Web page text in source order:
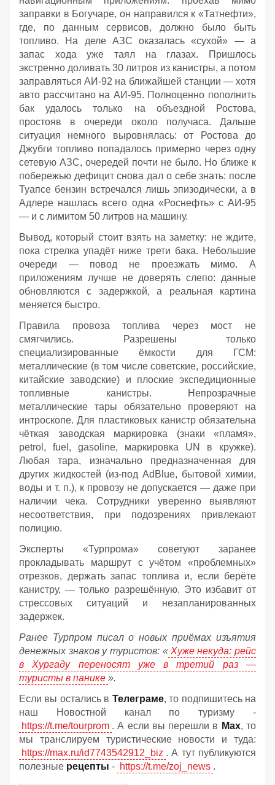
заправки в Богучаре, он направился к «Татнефти»,
где, по данным сервисов, должно было быть
топливо. На деле АЗС оказалась «сухой» — а
запас хода уже таял на глазах. Пришлось
экстренно доливать 30 литров из канистры, а потом
заправляться АИ‑92 на ближайшей станции — хотя
авто рассчитано на АИ‑95. Полноценно пополнить
бак удалось только на объездной Ростова,
простояв в очереди около получаса. Дальше
ситуация немного выровнялась: от Ростова до
Джубги топливо попадалось примерно через одну
сетевую АЗС, очередей почти не было. Но ближе к
побережью дефицит снова дал о себе знать: после
Туапсе бензин встречался лишь эпизодически, а в
Адлере нашлась всего одна «Роснефть» с АИ‑95
— и с лимитом 50 литров на машину.
Вывод, который стоит взять на заметку: не ждите,
пока стрелка упадёт ниже трети бака. Небольшие
очереди — повод не проезжать мимо. А
приложениям лучше не доверять слепо: данные
обновляются с задержкой, а реальная картина
меняется быстро.
Правила провоза топлива через мост не
смягчились. Разрешены только
специализированные ёмкости для ГСМ:
металлические (в том числе советские, российские,
китайские заводские) и плоские экспедиционные
топливные канистры. Непрозрачные
металлические тары обязательно проверяют на
интроскопе. Для пластиковых канистр обязательна
чёткая заводская маркировка (знаки «пламя»,
petrol, fuel, gasoline, маркировка UN в кружке).
Любая тара, изначально предназначенная для
других жидкостей (из‑под AdBlue, бытовой химии,
воды и т. п.), к провозу не допускается — даже при
наличии чека. Сотрудники уверенно выявляют
несоответствия, при подозрениях привлекают
полицию.
Эксперты «Турпрома» советуют заранее
прокладывать маршрут с учётом «проблемных»
отрезков, держать запас топлива и, если берёте
канистру, — только разрешённую. Это избавит от
стрессовых ситуаций и незапланированных
задержек.
Ранее Турпром писал о новых приёмах изъятия
денежных знаков у туристов: « Хуже некуда: рейс
в Хургаду переносят уже в третий раз —
туристы в панике ».
Если вы остались в Телеграме, то подпишитесь на
наш Новостной канал по туризму -
https://t.me/tourprom . А если вы перешли в Мах, то
мы транслируем туристические новости и туда:
https://max.ru/id7743542912_biz . А тут публикуются
полезные рецепты - https://t.me/zoj_news .